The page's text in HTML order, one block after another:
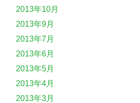
2013年10月
2013年9月
2013年7月
2013年6月
2013年5月
2013年4月
2013年3月